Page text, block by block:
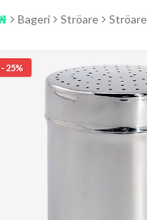
Bageri Ströare
- 25%